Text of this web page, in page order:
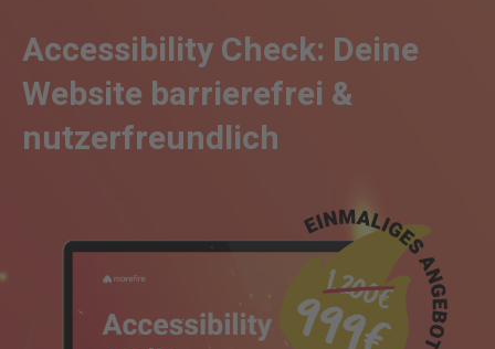
Accessibility Check: Deine
Website barrierefrei &
nutzerfreundlich